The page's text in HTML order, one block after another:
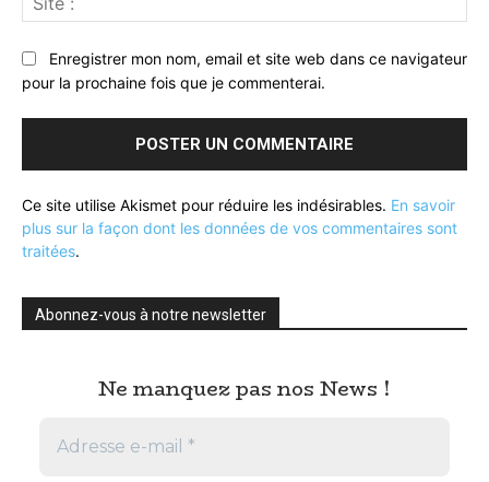
:
Enregistrer mon nom, email et site web dans ce navigateur
pour la prochaine fois que je commenterai.
Ce site utilise Akismet pour réduire les indésirables. En savoir
plus sur la façon dont les données de vos commentaires sont
traitées.
Abonnez-vous à notre newsletter
Ne manquez pas nos News !